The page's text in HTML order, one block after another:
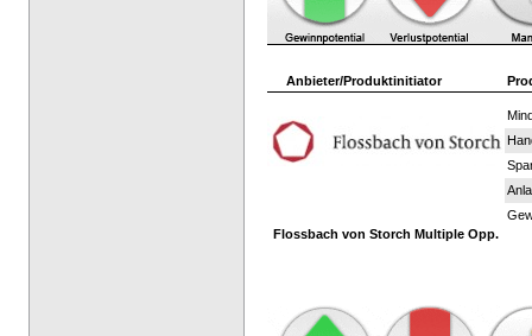
Anbieter/Produktinitiator
Flossbach von Storch Multiple Opp.